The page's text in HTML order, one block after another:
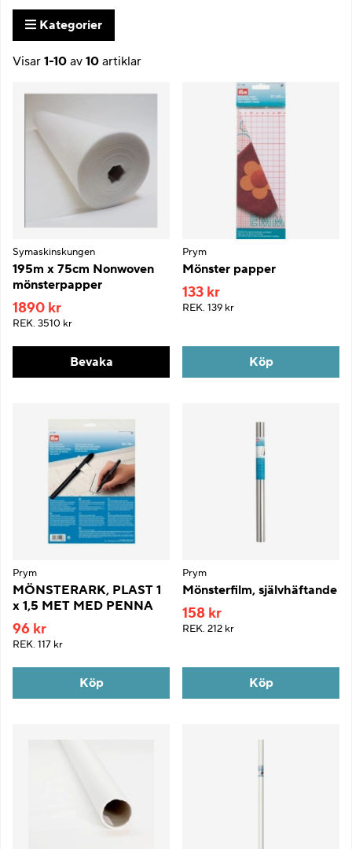
Kategorier
Visar 1-10 av 10 artiklar
Symaskinskungen
195m x 75cm Nonwoven
mönsterpapper
1890 kr
REK. 3510 kr
Bevaka
Prym
Mönster papper
133 kr
REK. 139 kr
Köp
Prym
MÖNSTERARK, PLAST 1
x 1,5 MET MED PENNA
96 kr
REK. 117 kr
Köp
Prym
Mönsterfilm, självhäftande
158 kr
REK. 212 kr
Köp